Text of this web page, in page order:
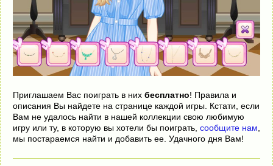
Приглашаем Вас поиграть в них бесплатно! Правила и
описания Вы найдете на странице каждой игры. Кстати, если
Вам не удалось найти в нашей коллекции свою любимую
игру или ту, в которую вы хотели бы поиграть, сообщите нам
мы постараемся найти и добавить ее. Удачного дня Вам!